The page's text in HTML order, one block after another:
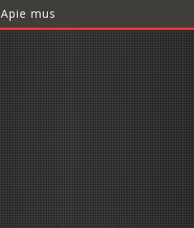
Apie mus